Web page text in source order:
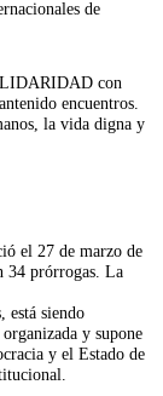
de
con
encuentros.
la vida digna y
el 27 de marzo de
34 prórrogas. La
está siendo
y supone
y el Estado de